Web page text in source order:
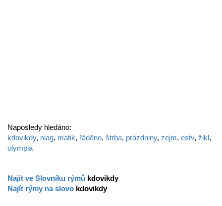
Naposledy hledáno:
kdovikdy, niag, matik, řáděno, štrba, prázdniny, zejm, estv, žikl,
olympia
Najít ve Slovníku rýmů kdovikdy
Najít rýmy na slovo kdovikdy